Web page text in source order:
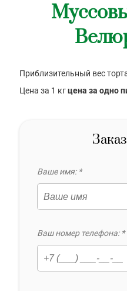
Приблизительный вес
Цена за 1 кгцена за одно
Ваше имя: *
Ваш номер телефона: *